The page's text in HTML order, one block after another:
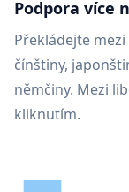
Podpora více
Překládejte mezi
čínštiny,
němčiny. Mezi
kliknutím.